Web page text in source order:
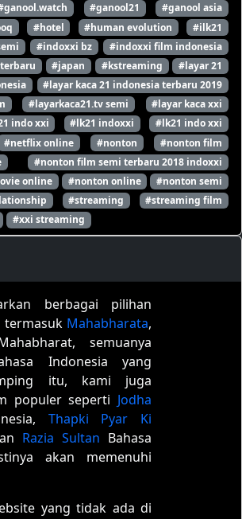
#ganool21
#ganool asia
#hotel #human evolution
#ilk21
#indoxxi bz
#indoxxi film indonesia
#japan #kstreaming
#layar 21
#layar kaca 21 indonesia terbaru 2019
#layarkaca21.tv semi
#layar kaca xxi
indo xxi #lk21 indoxxi
#lk21 indo xxi
#netflix online #nonton
#nonton film
#nonton film semi terbaru 2018 indoxxi
online #nonton online
#nonton semi
#streaming
#streaming film
#xxi streaming
berbagai pilihan
termasuk Mahabharata,
semuanya
Indonesia yang
itu, kami juga
populer seperti Jodha
Thapki Pyar Ki
Razia Sultan Bahasa
akan memenuhi
yang tidak ada di